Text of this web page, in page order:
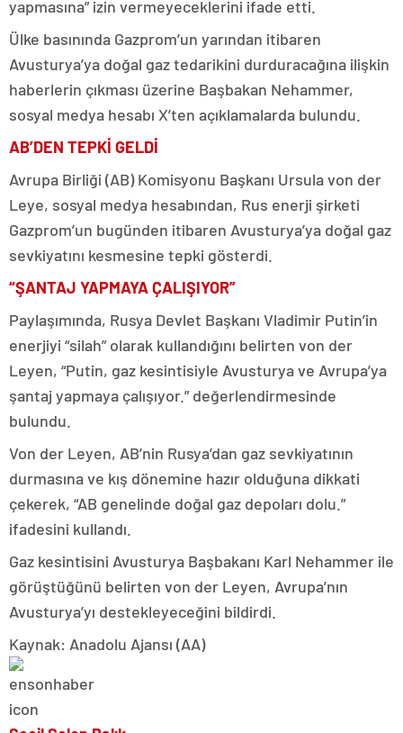
yapmasına” izin vermeyeceklerini ifade etti.
Ülke basınında Gazprom’un yarından itibaren
Avusturya’ya doğal gaz tedarikini durduracağına ilişkin
haberlerin çıkması üzerine Başbakan Nehammer,
sosyal medya hesabı X’ten açıklamalarda bulundu.
AB’DEN TEPKİ GELDİ
Avrupa Birliği (AB) Komisyonu Başkanı Ursula von der
Leye, sosyal medya hesabından, Rus enerji şirketi
Gazprom’un bugünden itibaren Avusturya’ya doğal gaz
sevkiyatını kesmesine tepki gösterdi.
“ŞANTAJ YAPMAYA ÇALIŞIYOR”
Paylaşımında, Rusya Devlet Başkanı Vladimir Putin’in
enerjiyi “silah” olarak kullandığını belirten von der
Leyen, “Putin, gaz kesintisiyle Avusturya ve Avrupa’ya
şantaj yapmaya çalışıyor.” değerlendirmesinde
bulundu.
Von der Leyen, AB’nin Rusya’dan gaz sevkiyatının
durmasına ve kış dönemine hazır olduğuna dikkati
çekerek, “AB genelinde doğal gaz depoları dolu.”
ifadesini kullandı.
Gaz kesintisini Avusturya Başbakanı Karl Nehammer ile
görüştüğünü belirten von der Leyen, Avrupa’nın
Avusturya’yı destekleyeceğini bildirdi.
Kaynak: Anadolu Ajansı (AA)